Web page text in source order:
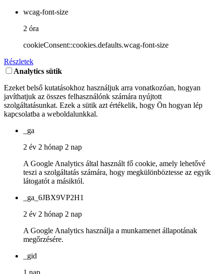
wcag-font-size
2 óra
cookieConsent::cookies.defaults.wcag-font-size
Részletek
Analytics sütik
Ezeket belső kutatásokhoz használjuk arra vonatkozóan, hogyan
javíthatjuk az összes felhasználónk számára nyújtott
szolgáltatásunkat. Ezek a sütik azt értékelik, hogy Ön hogyan lép
kapcsolatba a weboldalunkkal.
_ga
2 év 2 hónap 2 nap
A Google Analytics által használt fő cookie, amely lehetővé
teszi a szolgáltatás számára, hogy megkülönböztesse az egyik
látogatót a másiktól.
_ga_6JBX9VP2H1
2 év 2 hónap 2 nap
A Google Analytics használja a munkamenet állapotának
megőrzésére.
_gid
1 nap